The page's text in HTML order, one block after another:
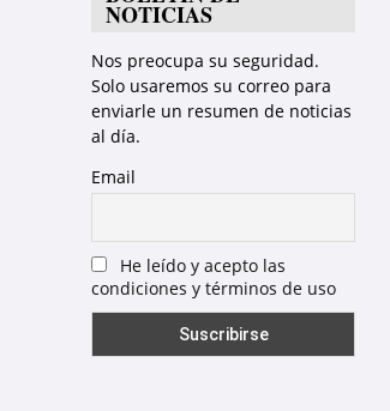
NOTICIAS
Nos preocupa su seguridad.
Solo usaremos su correo para
enviarle un resumen de noticias
al día.
Email
He leído y acepto las
condiciones y términos de uso